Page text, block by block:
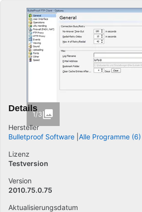
1/3
Details
Hersteller
Bulletproof Software Alle Programme (6)
Lizenz
Testversion
Version
2010.75.0.75
Aktualisierungsdatum